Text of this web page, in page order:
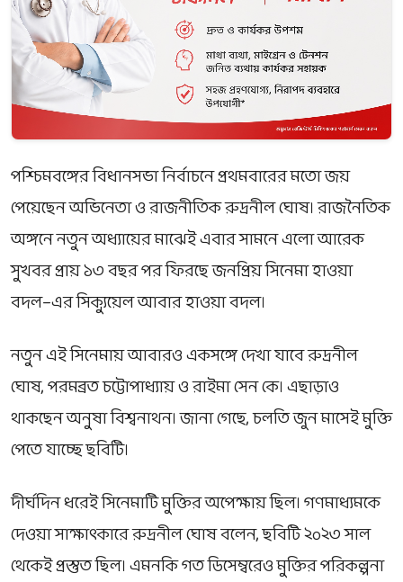
পশ্চিমবঙ্গের বিধানসভা নির্বাচনে প্রথমবারের মতো জয়
পেয়েছেন অভিনেতা ও রাজনীতিকরুদ্রনীল ঘোষ। রাজনৈতিক
অঙ্গনে নতুন অধ্যায়ের মাঝেই এবার সামনে এলো আরেক
সুখবর প্রায় ১৩ বছর পর ফিরছে জনপ্রিয় সিনেমাহাওয়া
বদল–এর সিক্যুয়েলআবার হাওয়া বদল।
নতুন এই সিনেমায় আবারও একসঙ্গে দেখা যাবেরুদ্রনীল
ঘোষ,পরমব্রত চট্টোপাধ্যায়ওরাইমা সেনকে। এছাড়াও
থাকছেনঅনুষা বিশ্বনাথন। জানা গেছে, চলতি জুন মাসেই মুক্তি
পেতে যাচ্ছে ছবিটি।
দীর্ঘদিন ধরেই সিনেমাটি মুক্তির অপেক্ষায় ছিল। গণমাধ্যমকে
দেওয়া সাক্ষাৎকারেরুদ্রনীল ঘোষবলেন, ছবিটি ২০২৩ সাল
থেকেই প্রস্তুত ছিল। এমনকি গত ডিসেম্বরেও মুক্তির পরিকল্পনা